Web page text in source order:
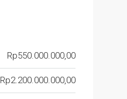
Rp550.000.000,00
Rp2.200.000.000,00